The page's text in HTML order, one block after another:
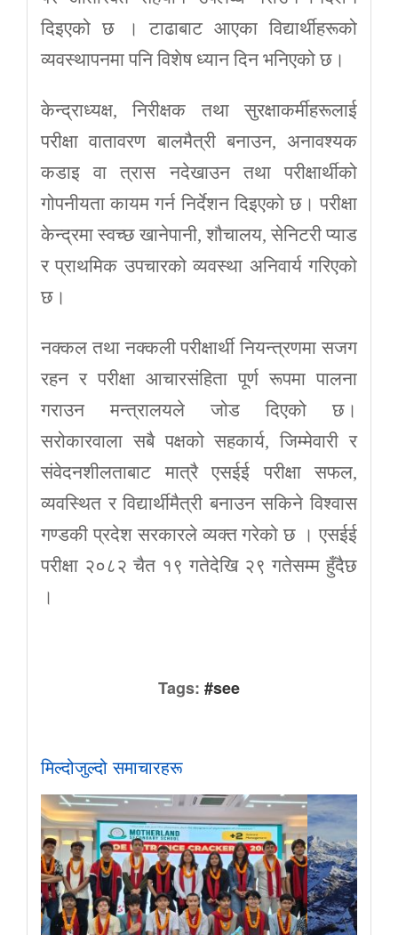
दिइएको छ । टाढाबाट आएका विद्यार्थीहरूको
व्यवस्थापनमा पनि विशेष ध्यान दिन भनिएको छ।
केन्द्राध्यक्ष, निरीक्षक तथा सुरक्षाकर्मीहरूलाई
परीक्षा वातावरण बालमैत्री बनाउन, अनावश्यक
कडाइ वा त्रास नदेखाउन तथा परीक्षार्थीको
गोपनीयता कायम गर्न निर्देशन दिइएको छ। परीक्षा
केन्द्रमा स्वच्छ खानेपानी, शौचालय, सेनिटरी प्याड
र प्राथमिक उपचारको व्यवस्था अनिवार्य गरिएको
छ।
नक्कल तथा नक्कली परीक्षार्थी नियन्त्रणमा सजग
रहन र परीक्षा आचारसंहिता पूर्ण रूपमा पालना
गराउन मन्त्रालयले जोड दिएको छ।
सरोकारवाला सबै पक्षको सहकार्य, जिम्मेवारी र
संवेदनशीलताबाट मात्रै एसईई परीक्षा सफल,
व्यवस्थित र विद्यार्थीमैत्री बनाउन सकिने विश्वास
गण्डकी प्रदेश सरकारले व्यक्त गरेको छ । एसईई
परीक्षा २०८२ चैत १९ गतेदेखि २९ गतेसम्म हुँदैछ
।
Tags: #see
मिल्दोजुल्दो समाचारहरू